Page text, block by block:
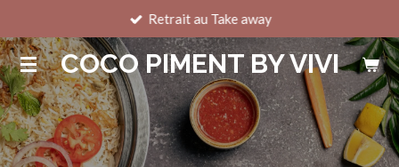
au
contenu
principal
COCO PIMENT BY VIVI
Retrait au Take away